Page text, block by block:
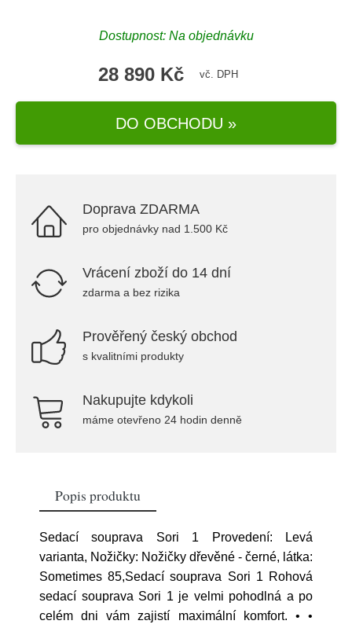
Dostupnost: Na objednávku
28 890 Kč vč. DPH
DO OBCHODU »
Doprava ZDARMA
pro objednávky nad 1.500 Kč
Vrácení zboží do 14 dní
zdarma a bez rizika
Prověřený český obchod
s kvalitními produkty
Nakupujte kdykoli
máme otevřeno 24 hodin denně
Popis produktu
Sedací souprava Sori 1 Provedení: Levá
varianta, Nožičky: Nožičky dřevěné - černé, látka:
Sometimes 85,Sedací souprava Sori 1 Rohová
sedací souprava Sori 1 je velmi pohodlná a po
celém dni vám zajistí maximální komfort. • •